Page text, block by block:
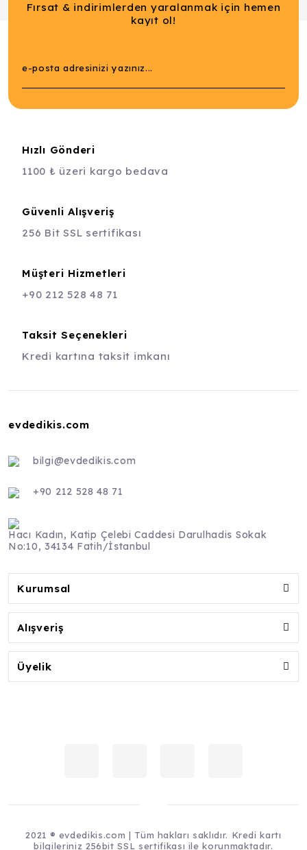
Fırsat & indirimlerden yaralanmak için hemen
kayıt ol!
Hızlı Gönderi
1100 ₺ üzeri kargo bedava
Güvenli Alışveriş
256 Bit SSL sertifikası
Müşteri Hizmetleri
+90 212 528 48 71
Taksit Seçenekleri
Kredi kartına taksit imkanı
evdedikis.com
bilgi@evdedikis.com
+90 212 528 48 71
Hacı Kadın, Katip Çelebi Caddesi Darulhadis Sokak
No:10, 34134 Fatih/İstanbul
Kurumsal
Alışveriş
Üyelik
2021 ® evdedikis.com | Tüm hakları saklıdır. Kredi kartı
bilgileriniz 256bit SSL sertifikası ile korunmaktadır.